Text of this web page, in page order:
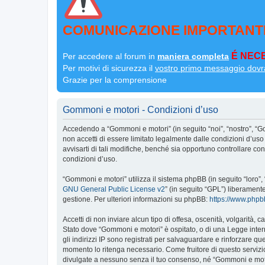
COMUNICAZIONE
Per accedere al forum in maniera completa É
Per motivi di sicurezza il vostro primo messaggio
Grazie per la comprensione
Gommoni e motori - Condizioni d’uso
Accedendo a “Gommoni e motori” (in seguito “noi”, “nostro”,
non accetti di essere limitato legalmente dalle condizioni
avvisarti di tali modifiche, benché sia opportuno controllare
condizioni d’uso.
“Gommoni e motori” utilizza il sistema phpBB (in seguito
GNU General Public License v2” (in seguito “GPL”)
gestione. Per ulteriori informazioni su phpBB: https://
Accetti di non inviare alcun tipo di offesa, oscenità, volgarità,
Stato dove “Gommoni e motori” è ospitato, o di una Legge
gli indirizzi IP sono registrati per salvaguardare e rinforzare
momento lo ritenga necessario. Come fruitore di questo
divulgate a nessuno senza il tuo consenso, né “Gommoni e